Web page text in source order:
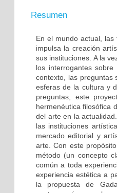
Resumen
En el mundo actual,
impulsa la creación
sus instituciones. A la
los interrogantes
contexto, las preguntas
esferas de la cultura y
preguntas, este
hermenéutica filosófica
del arte en la
las instituciones
mercado editorial y
arte. Con este
método (un concepto
común a toda
experiencia estética a
la propuesta de